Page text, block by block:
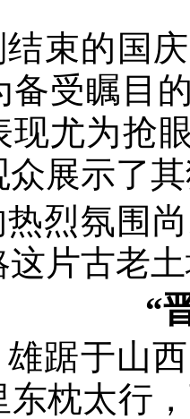
束的国
备受瞩目
现尤为抢
众展示了
烈氛围
这片古老
“
踞于山
东枕太行